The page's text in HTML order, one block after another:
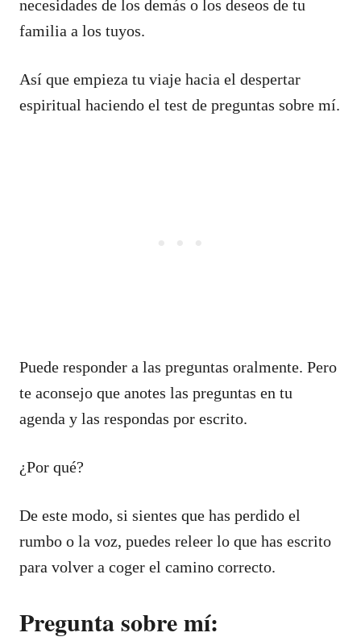
necesidades de los demás o los deseos de tu
familia a los tuyos.
Así que empieza tu viaje hacia el despertar
espiritual haciendo el test de preguntas sobre mí.
Puede responder a las preguntas oralmente. Pero
te aconsejo que anotes las preguntas en tu
agenda y las respondas por escrito.
¿Por qué?
De este modo, si sientes que has perdido el
rumbo o la voz, puedes releer lo que has escrito
para volver a coger el camino correcto.
Pregunta sobre mí: